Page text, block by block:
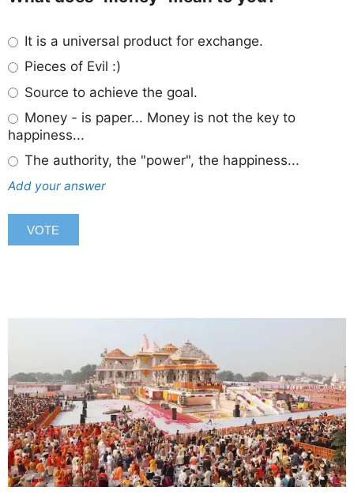
It is a universal product for exchange.
Pieces of Evil :)
Source to achieve the goal.
Money - is paper... Money is not the key to
happiness...
The authority, the "power", the happiness...
Add your answer